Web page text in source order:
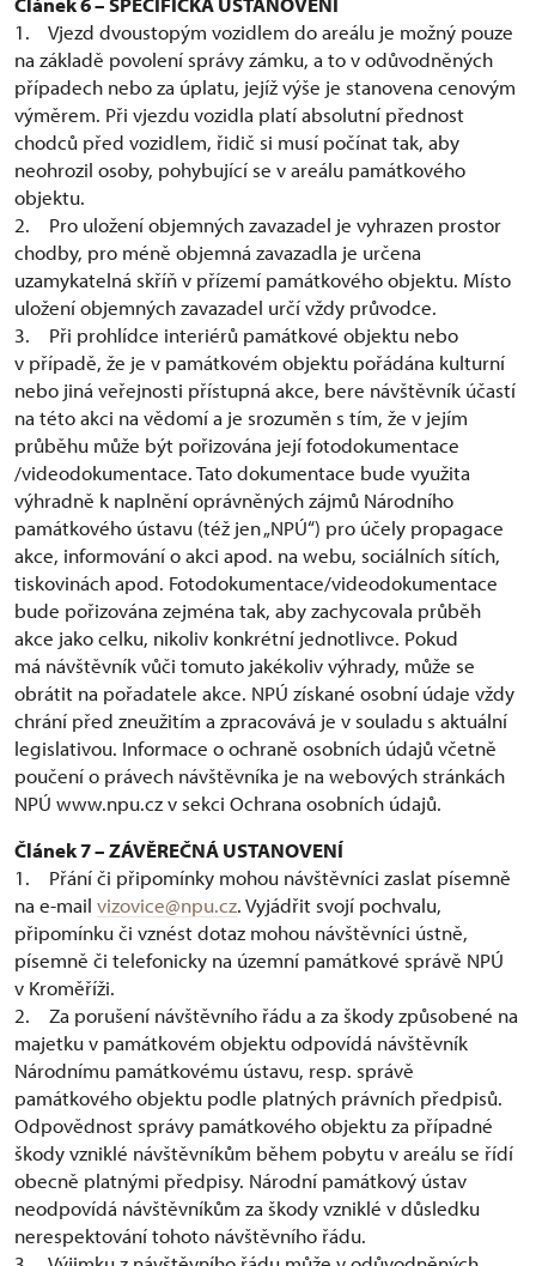
1. Vjezd dvoustopým vozidlem do areálu je možný pouze
na základě povolení správy zámku, a to v odůvodněných
případech nebo za úplatu, jejíž výše je stanovena cenovým
výměrem. Při vjezdu vozidla platí absolutní přednost
chodců před vozidlem, řidič si musí počínat tak, aby
neohrozil osoby, pohybující se v areálu památkového
objektu.
2. Pro uložení objemných zavazadel je vyhrazen prostor
chodby, pro méně objemná zavazadla je určena
uzamykatelná skříň v přízemí památkového objektu. Místo
uložení objemných zavazadel určí vždy průvodce.
3. Při prohlídce interiérů památkové objektu nebo
v případě, že je v památkovém objektu pořádána kulturní
nebo jiná veřejnosti přístupná akce, bere návštěvník účastí
na této akci na vědomí a je srozuměn s tím, že v jejím
průběhu může být pořizována její fotodokumentace
/videodokumentace. Tato dokumentace bude využita
výhradně k naplnění oprávněných zájmů Národního
památkového ústavu (též jen „NPÚ“) pro účely propagace
akce, informování o akci apod. na webu, sociálních sítích,
tiskovinách apod. Fotodokumentace/videodokumentace
bude pořizována zejména tak, aby zachycovala průběh
akce jako celku, nikoliv konkrétní jednotlivce. Pokud
má návštěvník vůči tomuto jakékoliv výhrady, může se
obrátit na pořadatele akce. NPÚ získané osobní údaje vždy
chrání před zneužitím a zpracovává je v souladu s aktuální
legislativou. Informace o ochraně osobních údajů včetně
poučení o právech návštěvníka je na webových stránkách
NPÚ www.npu.cz v sekci Ochrana osobních údajů.
Článek 7 – ZÁVĚREČNÁ USTANOVENÍ
1. Přání či připomínky mohou návštěvníci zaslat písemně
na e-mail vizovice@npu.cz. Vyjádřit svojí pochvalu,
připomínku či vznést dotaz mohou návštěvníci ústně,
písemně či telefonicky na územní památkové správě NPÚ
v Kroměříži.
2. Za porušení návštěvního řádu a za škody způsobené na
majetku v památkovém objektu odpovídá návštěvník
Národnímu památkovému ústavu, resp. správě
památkového objektu podle platných právních předpisů.
Odpovědnost správy památkového objektu za případné
škody vzniklé návštěvníkům během pobytu v areálu se řídí
obecně platnými předpisy. Národní památkový ústav
neodpovídá návštěvníkům za škody vzniklé v důsledku
nerespektování tohoto návštěvního řádu.